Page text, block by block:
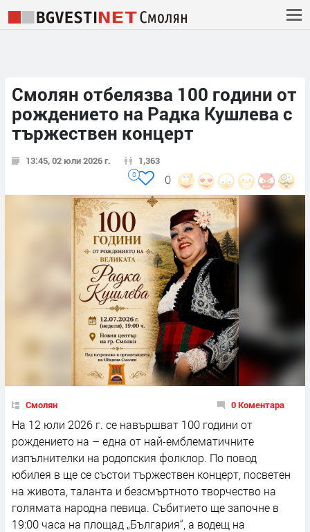
Смолян отбелязва 100 години от
рождението на Радка Кушлева с
тържествен концерт
13:45, 02 юли 2026 г. 1,363
0
0
Смолян 0 Коментара
На 12 юли 2026 г. се навършват 100 години от
рождението на – една от най-емблематичните
изпълнителки на родопския фолклор. По повод
юбилея в ще се състои тържествен концерт, посветен
на живота, таланта и безсмъртното творчество на
голямата народна певица. Събитието ще започне в
19:00 часа на площад „България“, а водещ на